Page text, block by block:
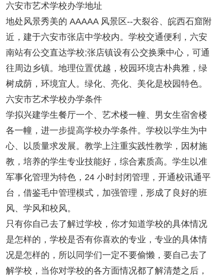
六安市艺术学校办学地址
地处风景秀美的 AAAAA 风景区--大裂谷、皖西石窟附
近，建于六安市张店中学校内。学校交通便利，六安
南站有公交直达学校;张店镇设有公交换乘中心，可通
往周边乡镇。地理位置优越，校园环境古朴典雅，绿
树成荫，环境宜人。绿化、亮化、美化是校园特色。
六安市艺术学校办学条件
学拟兴建学生餐厅一个、艺术楼一幢、男女生宿舍楼
各一幢，进一步提高学校办学条件。学校以学生为中
心、以质量求发展。教学上注重实践性教学，因材施
教，培养的学生专业技能好，综合素质高。学生以准
军事化管理为特色，24 小时封闭管理，开通校讯通平
台，借鉴毛中管理模式，加强管理，形成了良好的班
风、学风和校风。
只有你自己去了解过学校，你才知道学校的具体情况
是怎样的，学校是否有你喜欢的专业，专业的具体情
况是怎样的，所以同学们一定不要偷懒，要自己去了
解学校，当你对学校的各方面情况都了解清楚之后，